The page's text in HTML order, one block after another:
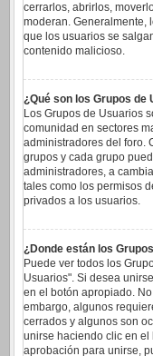
cerrarlos, abrirlos,
moderan. Generalmente,
que los usuarios se
contenido malicioso.
¿Qué son los Grupos de
Los Grupos de Usuarios
comunidad en sectores
administradores del foro.
grupos y cada grupo
administradores, a
tales como los permisos
privados a los usuarios.
¿Donde están los
Puede ver todos los
Usuarios". Si desea
en el botón apropiado.
embargo, algunos
cerrados y algunos son
unirse haciendo clic en
aprobación para unirse,